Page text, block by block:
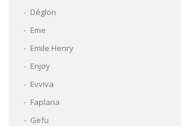
Déglon
Eme
Emile Henry
Enjoy
Evviva
Faplana
Gefu